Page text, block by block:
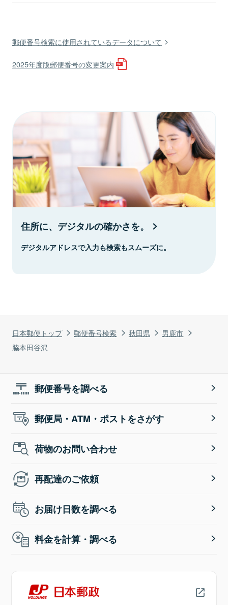
日本郵便トップ 郵便番号検索 秋田県
男鹿市
脇本田谷沢
郵便番号検索に使用されているデータについて
2025年度版郵便番号の変更案内
住所に、デジタルの確かさを。
デジタルアドレスで入力も検索もスムーズに。
郵便番号を調べる
郵便局・ATM・ポストをさがす
荷物のお問い合わせ
再配達のご依頼
お届け日数を調べる
料金を計算・調べる